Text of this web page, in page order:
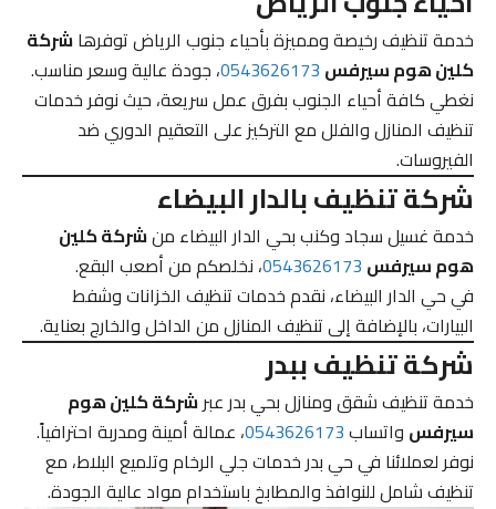
خدمة تنظيف رخيصة ومميزة بأحياء جنوب الرياض توفرهاشركة
كلين هوم سيرفس0543626173، جودة عالية وسعر مناسب.
نغطي كافة أحياء الجنوب بفرق عمل سريعة، حيث نوفر خدمات
تنظيف المنازل والفلل مع التركيز على التعقيم الدوري ضد
الفيروسات.
شركة تنظيف بالدار البيضاء
خدمة غسيل سجاد وكنب بحي الدار البيضاء منشركة كلين
هوم سيرفس0543626173، نخلصكم من أصعب البقع.
في حي الدار البيضاء، نقدم خدمات تنظيف الخزانات وشفط
البيارات، بالإضافة إلى تنظيف المنازل من الداخل والخارج بعناية.
شركة تنظيف ببدر
خدمة تنظيف شقق ومنازل بحي بدر عبرشركة كلين هوم
سيرفسواتساب0543626173، عمالة أمينة ومدربة احترافياً.
نوفر لعملائنا في حي بدر خدمات جلي الرخام وتلميع البلاط، مع
تنظيف شامل للنوافذ والمطابخ باستخدام مواد عالية الجودة.